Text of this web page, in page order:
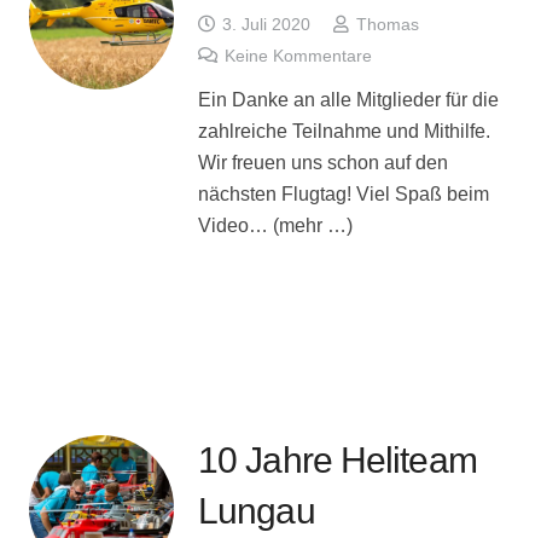
3. Juli 2020
Thomas
Keine Kommentare
Ein Danke an alle Mitglieder für die
zahlreiche Teilnahme und Mithilfe.
Wir freuen uns schon auf den
nächsten Flugtag! Viel Spaß beim
Video… (mehr …)
10 Jahre Heliteam
Lungau